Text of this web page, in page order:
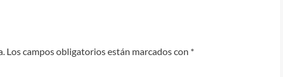
Los campos obligatorios están marcados con *